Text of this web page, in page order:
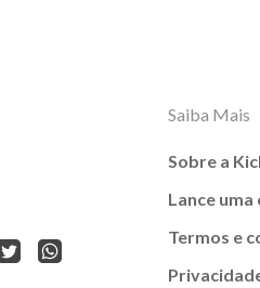
Saiba Mais
Sobre a
Lance uma
Termos e